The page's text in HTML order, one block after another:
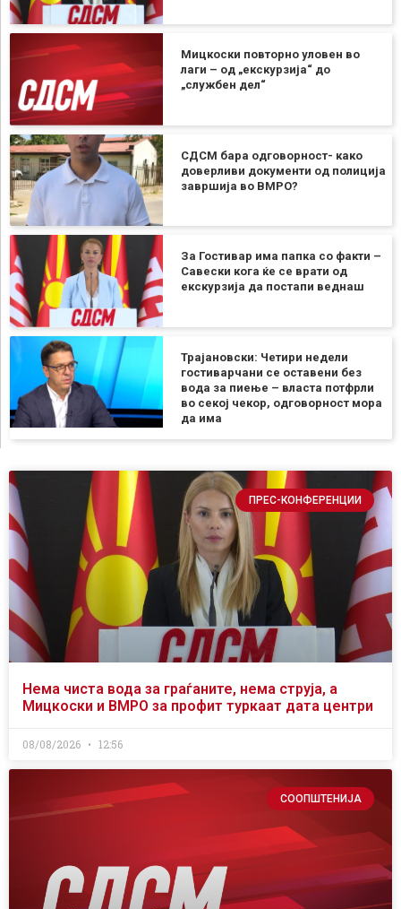
Мицкоски повторно уловен во
лаги – од „екскурзија“ до
„службен дел“
СДСМ бара одговорност- како
доверливи документи од полиција
завршија во ВМРО?
За Гостивар има папка со факти –
Савески кога ќе се врати од
екскурзија да постапи веднаш
Трајановски: Четири недели
гостиварчани се оставени без
вода за пиење – власта потфрли
во секој чекор, одговорност мора
да има
ПРЕС-КОНФЕРЕНЦИИ
Нема чиста вода за граѓаните, нема струја, а
Мицкоски и ВМРО за профит туркаат дата центри
08/08/2026 12:56
СООПШТЕНИЈА